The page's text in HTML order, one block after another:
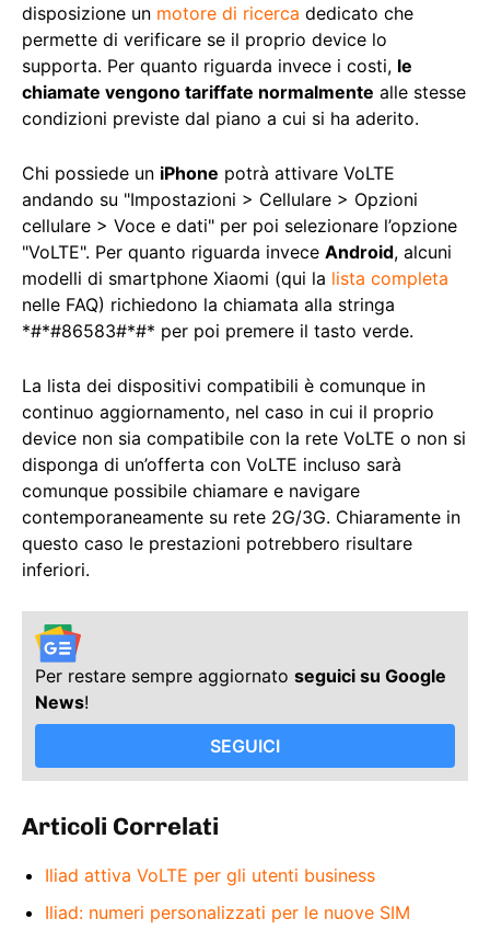
disposizione un motore di ricerca dedicato che
permette di verificare se il proprio device lo
supporta. Per quanto riguarda invece i costi, le
chiamate vengono tariffate normalmente alle stesse
condizioni previste dal piano a cui si ha aderito.
Chi possiede un iPhone potrà attivare VoLTE
andando su "Impostazioni > Cellulare > Opzioni
cellulare > Voce e dati" per poi selezionare l’opzione
"VoLTE". Per quanto riguarda invece Android, alcuni
modelli di smartphone Xiaomi (qui la lista completa
nelle FAQ) richiedono la chiamata alla stringa
*#*#86583#*#* per poi premere il tasto verde.
La lista dei dispositivi compatibili è comunque in
continuo aggiornamento, nel caso in cui il proprio
device non sia compatibile con la rete VoLTE o non si
disponga di un’offerta con VoLTE incluso sarà
comunque possibile chiamare e navigare
contemporaneamente su rete 2G/3G. Chiaramente in
questo caso le prestazioni potrebbero risultare
inferiori.
Per restare sempre aggiornato seguici su Google
News!
SEGUICI
Articoli Correlati
Iliad attiva VoLTE per gli utenti business
Iliad: numeri personalizzati per le nuove SIM